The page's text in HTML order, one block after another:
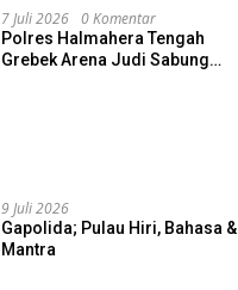
7 Juli 2026 0 Komentar
Polres Halmahera Tengah
Grebek Arena Judi Sabung
9 Juli 2026
Gapolida; Pulau Hiri, Bahasa &
Mantra